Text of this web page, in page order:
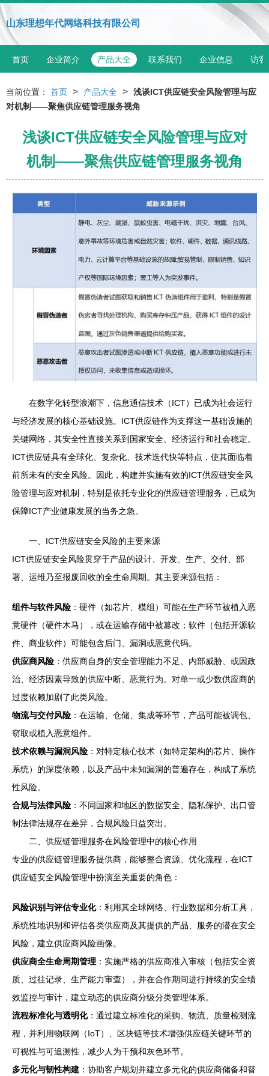
山东理想年代网络科技有限公司
首页 企业简介 产品大全 联系我们 企业信息 访客
当前位置： 首页 > 产品大全 > 浅谈ICT供应链安全风险管理与应
对机制——聚焦供应链管理服务视角
浅谈ICT供应链安全风险管理与应对
机制——聚焦供应链管理服务视角
在数字化转型浪潮下，信息通信技术（ICT）已成为社会运行
与经济发展的核心基础设施。ICT供应链作为支撑这一基础设施的
关键网络，其安全性直接关系到国家安全、经济运行和社会稳定。
ICT供应链具有全球化、复杂化、技术迭代快等特点，使其面临着
前所未有的安全风险。因此，构建并实施有效的ICT供应链安全风
险管理与应对机制，特别是依托专业化的供应链管理服务，已成为
保障ICT产业健康发展的当务之急。
一、ICT供应链安全风险的主要来源
ICT供应链安全风险贯穿于产品的设计、开发、生产、交付、部
署、运维乃至报废回收的全生命周期。其主要来源包括：
组件与软件风险 ：硬件（如芯片、模组）可能在生产环节被植入恶
意硬件（硬件木马），或在运输存储中被篡改；软件（包括开源软
件、商业软件）可能包含后门、漏洞或恶意代码。
供应商风险 ：供应商自身的安全管理能力不足、内部威胁、或因政
治、经济因素导致的供应中断、恶意行为。对单一或少数供应商的
过度依赖加剧了此类风险。
物流与交付风险 ：在运输、仓储、集成等环节，产品可能被调包、
窃取或植入恶意组件。
技术依赖与漏洞风险 ：对特定核心技术（如特定架构的芯片、操作
系统）的深度依赖，以及产品中未知漏洞的普遍存在，构成了系统
性风险。
合规与法律风险 ：不同国家和地区的数据安全、隐私保护、出口管
制法律法规存在差异，合规风险日益突出。
二、供应链管理服务在风险管理中的核心作用
专业的供应链管理服务提供商，能够整合资源、优化流程，在ICT
供应链安全风险管理中扮演至关重要的角色：
风险识别与评估专业化：利用其全球网络、行业数据和分析工具，
系统性地识别和评估各类供应商及其提供的产品、服务的潜在安全
风险，建立供应商风险画像。
供应商全生命周期管理 ：实施严格的供应商准入审核（包括安全资
质、过往记录、生产能力审查），并在合作期间进行持续的安全绩
效监控与审计，建立动态的供应商分级分类管理体系。
流程标准化与透明化：通过建立标准化的采购、物流、质量检测流
程，并利用物联网（IoT）、区块链等技术增强供应链关键环节的
可视性与可追溯性，减少人为干预和灰色环节。
多元化与韧性构建 ：协助客户规划并建立多元化的供应商储备和替